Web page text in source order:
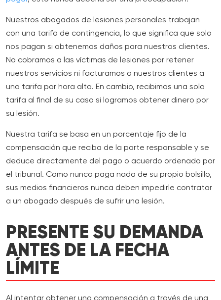
Nuestros abogados de lesiones personales trabajan
con una tarifa de contingencia, lo que significa que solo
nos pagan si obtenemos daños para nuestros clientes.
No cobramos a las víctimas de lesiones por retener
nuestros servicios ni facturamos a nuestros clientes a
una tarifa por hora alta. En cambio, recibimos una sola
tarifa al final de su caso si logramos obtener dinero por
su lesión.
Nuestra tarifa se basa en un porcentaje fijo de la
compensación que reciba de la parte responsable y se
deduce directamente del pago o acuerdo ordenado por
el tribunal. Como nunca paga nada de su propio bolsillo,
sus medios financieros nunca deben impedirle contratar
a un abogado después de sufrir una lesión.
PRESENTE SU DEMANDA
ANTES DE LA FECHA
LÍMITE
Al intentar obtener una compensación a través de una